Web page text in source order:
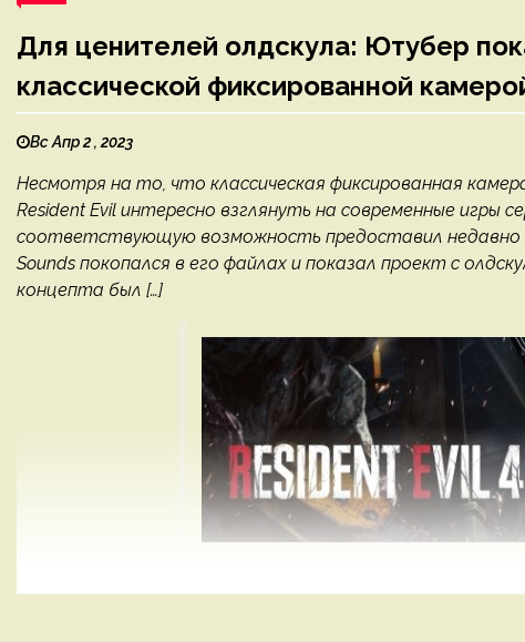
Для ценителей олдскула: Ютубер
классической фиксированной
Вс Апр 2 , 2023
Несмотря на то, что классическая фиксированная
Resident Evil интересно взглянуть на современные игры
соответствующую возможность предоставил недавно
Sounds покопался в его файлах и показал проект с
концепта был […]